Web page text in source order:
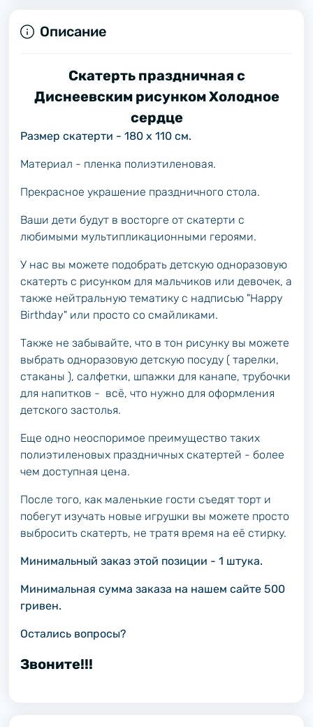
Описание
Скатерть праздничная с
Диснеевским рисунком Холодное
сердце
Размер скатерти - 180 х 110 см.
Материал - пленка полиэтиленовая.
Прекрасное украшение праздничного стола.
Ваши дети будут в восторге от скатерти с
любимыми мультипликационными героями.
У нас вы можете подобрать детскую одноразовую
скатерть с рисунком для мальчиков или девочек, а
также нейтральную тематику с надписью "Happy
Birthday" или просто со смайликами.
Также не забывайте, что в тон рисунку вы можете
выбрать одноразовую детскую посуду ( тарелки,
стаканы ), салфетки, шпажки для канапе, трубочки
для напитков - всё, что нужно для оформления
детского застолья.
Еще одно неоспоримое преимущество таких
полиэтиленовых праздничных скатертей - более
чем доступная цена.
После того, как маленькие гости съедят торт и
побегут изучать новые игрушки вы можете просто
выбросить скатерть, не тратя время на её стирку.
Минимальный заказ этой позиции - 1 штука.
Минимальная сумма заказа на нашем сайте 500
гривен.
Остались вопросы?
Звоните!!!